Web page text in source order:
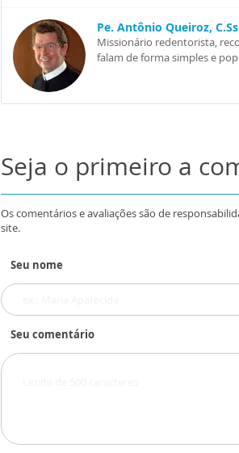
Pe. Antônio Queiroz,
Missionário redentorista,
falam de forma simples e
Seja o primeiro a
Os comentários e avaliações são de
site.
Seu nome
Seu comentário